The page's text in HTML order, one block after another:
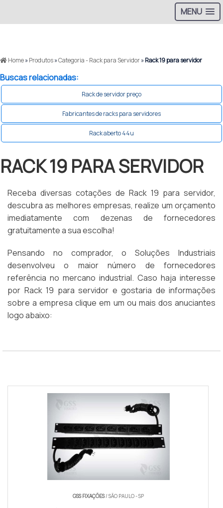
MENU
Home»Produtos»Categoria - Rack para Servidor»Rack 19 para servidor
Buscas relacionadas:
Rack de servidor preço
Fabricantes de racks para servidores
Rack aberto 44u
RACK 19 PARA SERVIDOR
Receba diversas cotações de Rack 19 para servidor,
descubra as melhores empresas, realize um orçamento
imediatamente com dezenas de fornecedores
gratuitamente a sua escolha!
Pensando no comprador, o Soluções Industriais
desenvolveu o maior número de fornecedores
referência no mercano industrial. Caso haja interesse
por Rack 19 para servidor e gostaria de informações
sobre a empresa clique em um ou mais dos anuciantes
logo abaixo:
GSS FIXAÇÕES/ SÃO PAULO - SP